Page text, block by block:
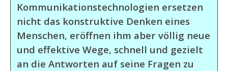
Kommunikationstechnologien ersetzen
nicht das konstruktive Denken eines
Menschen, eröffnen ihm aber völlig neue
und effektive Wege, schnell und gezielt
an die Antworten auf seine Fragen zu